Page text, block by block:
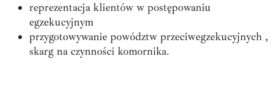
reprezentacja klientów w postępowaniu
egzekucyjnym
przygotowywanie powództw przeciwegzekucyjnych ,
skarg na czynności komornika.